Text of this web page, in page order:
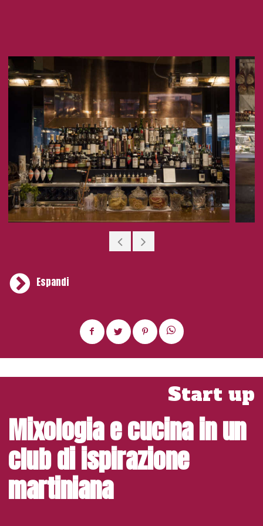
Espandi
fondato nel 1883. Intanto, il “prototipo” di Peck CityLife si
presenta, dunque, ricco di occasioni di consumo: dal
a pranzo e a cena con menu differenti.Le proposte
variano moltissimo e, ovviamente, non mancano i
must di Peck come l’insalata russa, il paté, il vitello
tonnato, lo storione insieme ai classici della
tradizione milanese come il risotto giallo con
ossobuco e la cotoletta.
Un cocktail bar dalle grandi ambizioni
L’enoteca in comunicazione “fluida” con le altre aree del
Start up
Mixologia e cucina in un
club di ispirazione
martiniana